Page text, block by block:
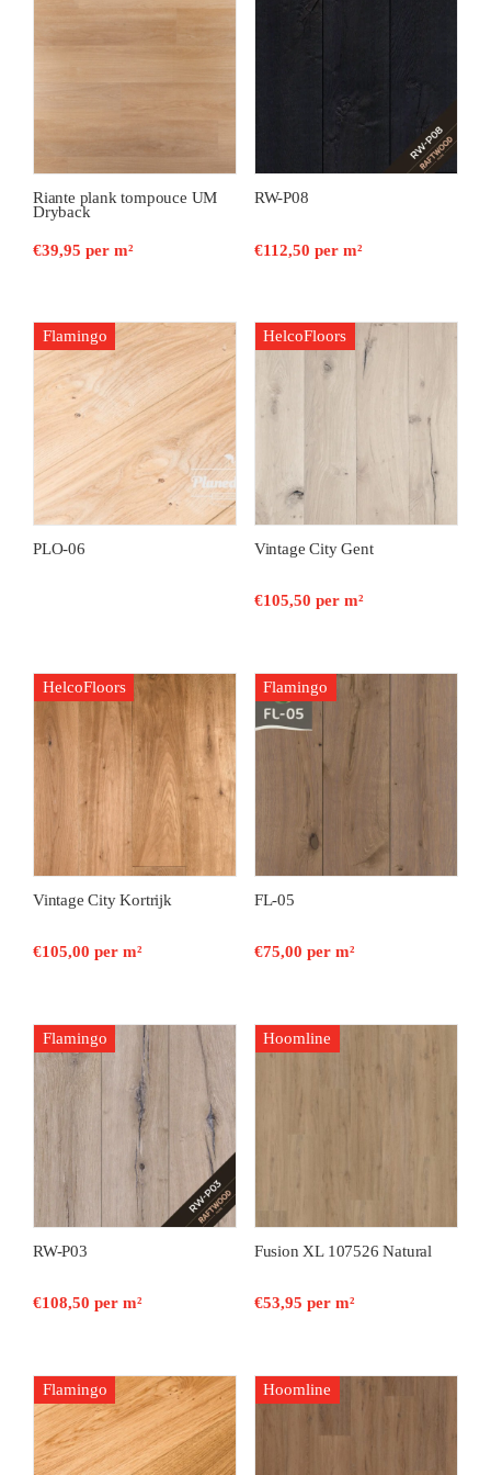
Riante plank tompouce UM
Dryback
€39,95 per m²
RW-P08
€112,50 per m²
Flamingo
PLO-06
HelcoFloors
Vintage City Gent
€105,50 per m²
HelcoFloors
Vintage City Kortrijk
€105,00 per m²
Flamingo
FL-05
€75,00 per m²
Flamingo
RW-P03
€108,50 per m²
Hoomline
Fusion XL 107526 Natural
€53,95 per m²
Flamingo Hoomline